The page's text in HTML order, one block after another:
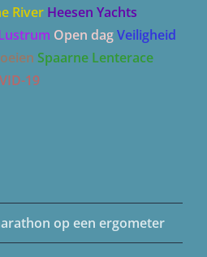
River Heesen Yachts
Open dagVeiligheid
Spaarne Lenterace
19
op een ergometer